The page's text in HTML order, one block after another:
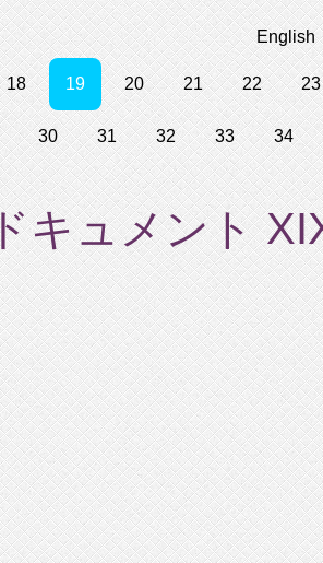
English
18 19 20 21 22 23
30 31 32 33 34
キュメント